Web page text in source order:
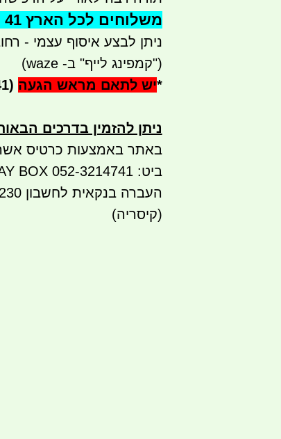
משלוחים לכל הארץ 41 שח
ניתן לבצע איסוף עצמי - רחוב ההדס
("קמפינג לייף" ב- waze)
*יש לתאם מראש הגעה
ניתן להזמין בדרכים
באתר באמצעות כרטיס
ביט: 052-3214741 PAY BOX לטלפון 052-3214741
(קיסריה)